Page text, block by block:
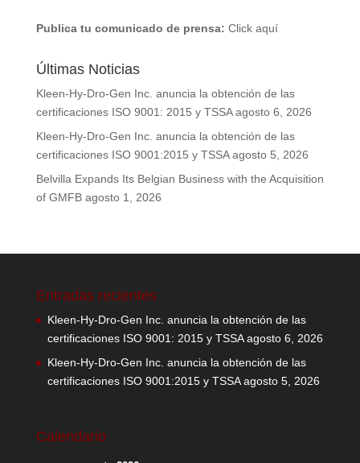
Publica tu comunicado de prensa: Click aquí
Últimas Noticias
Kleen-Hy-Dro-Gen Inc. anuncia la obtención de las
certificaciones ISO 9001: 2015 y TSSA agosto 6, 2026
Kleen-Hy-Dro-Gen Inc. anuncia la obtención de las
certificaciones ISO 9001:2015 y TSSA agosto 5, 2026
Belvilla Expands Its Belgian Business with the Acquisition
of GMFB agosto 1, 2026
Entradas recientes
Kleen-Hy-Dro-Gen Inc. anuncia la obtención de las
certificaciones ISO 9001: 2015 y TSSA agosto 6, 2026
Kleen-Hy-Dro-Gen Inc. anuncia la obtención de las
certificaciones ISO 9001:2015 y TSSA agosto 5, 2026
Calendario